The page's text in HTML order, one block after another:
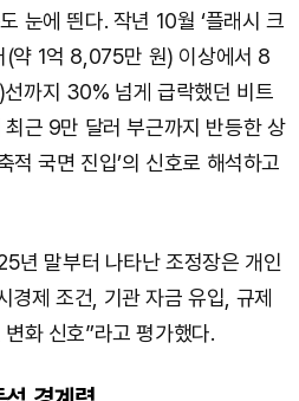
눈에 띈다. 작년 10월 ‘플래시 크
(약 1억 8,075만 원) 이상에서 8
까지 30% 넘게 급락했던 비트
근 9만 달러 부근까지 반등한 상
적 국면 진입’의 신호로 해석하고
년 말부터 나타난 조정장은 개인
경제 조건, 기관 자금 유입, 규제
화 신호”라고 평가했다.